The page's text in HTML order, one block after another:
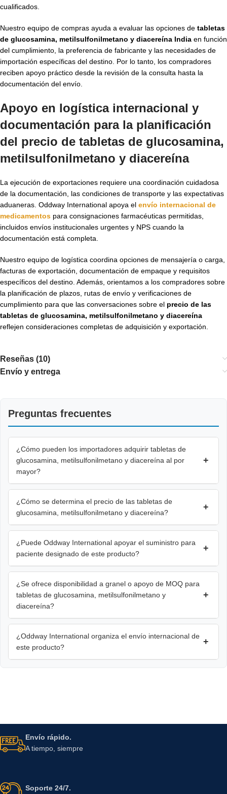
cualificados.
Nuestro equipo de compras ayuda a evaluar las opciones de tabletas
de glucosamina, metilsulfonilmetano y diacereína India en función
del cumplimiento, la preferencia de fabricante y las necesidades de
importación específicas del destino. Por lo tanto, los compradores
reciben apoyo práctico desde la revisión de la consulta hasta la
documentación del envío.
Apoyo en logística internacional y
documentación para la planificación
del precio de tabletas de glucosamina,
metilsulfonilmetano y diacereína
La ejecución de exportaciones requiere una coordinación cuidadosa
de la documentación, las condiciones de transporte y las expectativas
aduaneras. Oddway International apoya el envío internacional de
medicamentos para consignaciones farmacéuticas permitidas,
incluidos envíos institucionales urgentes y NPS cuando la
documentación está completa.
Nuestro equipo de logística coordina opciones de mensajería o carga,
facturas de exportación, documentación de empaque y requisitos
específicos del destino. Además, orientamos a los compradores sobre
la planificación de plazos, rutas de envío y verificaciones de
cumplimiento para que las conversaciones sobre el precio de las
tabletas de glucosamina, metilsulfonilmetano y diacereína
reflejen consideraciones completas de adquisición y exportación.
Reseñas (10)
Envío y entrega
Preguntas frecuentes
¿Cómo pueden los importadores adquirir tabletas de
glucosamina, metilsulfonilmetano y diacereína al por
mayor?
+
¿Cómo se determina el precio de las tabletas de
glucosamina, metilsulfonilmetano y diacereína?
+
¿Puede Oddway International apoyar el suministro para
paciente designado de este producto?
+
¿Se ofrece disponibilidad a granel o apoyo de MOQ para
tabletas de glucosamina, metilsulfonilmetano y
diacereína?
+
¿Oddway International organiza el envío internacional de
este producto?
+
Envío rápido.
A tiempo, siempre
Soporte 24/7.